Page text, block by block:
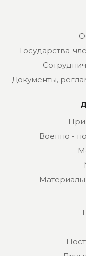
Государства-
Документы,
Военно -